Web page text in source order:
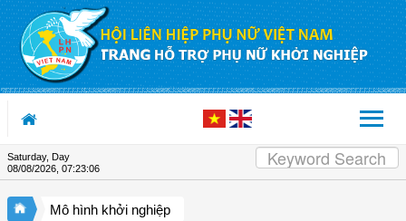
Skip to Content
Saturday, Day
08/08/2026 07:23:06
Mô hình khởi nghiệp